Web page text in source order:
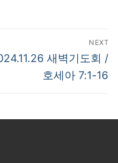
NEXT
새벽기도회 /
호세아 7:1-16